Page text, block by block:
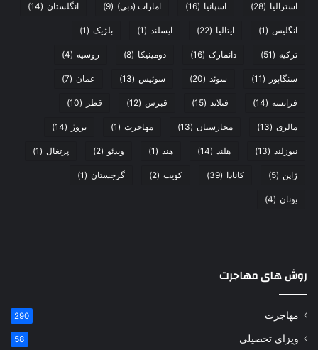
استرالیا (28) اسپانیا (16) امارات (دبی) (9) انگلستان (14)
انگلیس (1) ایتالیا (22) ایسلند (1) بلژیک (1)
ترکیه (51) دانمارک (16) دومینیکا (8) روسیه (4)
سنگاپور (11) سوئد (20) سوئیس (13) عمان (7)
فرانسه (14) فنلاند (15) قبرس (12) قطر (10)
مالزی (13) مجارستان (13) مهاجرت (1) نروژ (14)
نیوزلند (13) هلند (14) هند (1) ویدئو (2) پرتغال (1)
ژاپن (5) کانادا (39) کویت (2) گرجستان (1)
یونان (4)
روش های مهاجرت
مهاجرت 290
ویزای تحصیلی 58